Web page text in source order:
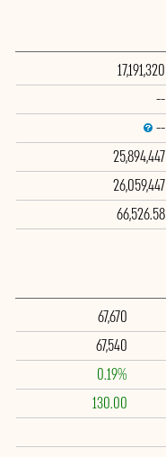
17,191,320
--
--
25,894,447
26,059,447
66,526.58
67,670
67,540
0.19%
130.00